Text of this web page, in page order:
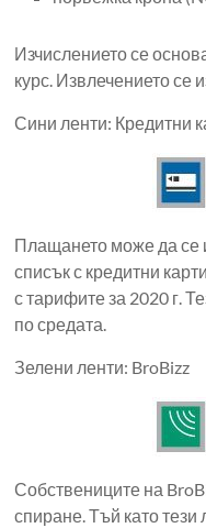
Изчислението се
курс. Извлечението се
Сини ленти: Кредитни
Плащането може да се
списък с кредитни
с тарифите за 2020 г.
по средата.
Зелени ленти: BroBizz
Собствениците на
спиране. Тъй като